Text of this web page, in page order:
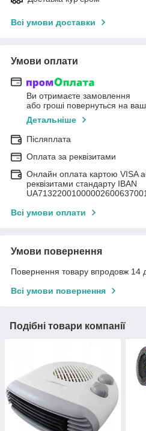
Всі умови доставки
Умови оплати
Ви отримаєте замовлення
або гроші повернуться на
Детальніше
Післяплата
Оплата за реквізитами
Онлайн оплата картою VISA
реквізитами стандарту IBAN
Всі умови оплати
Умови повернення
Повернення товару впродовж 14
Всі умови повернення
Подібні товари компанії